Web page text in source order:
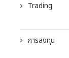
Trading
การลงทุน